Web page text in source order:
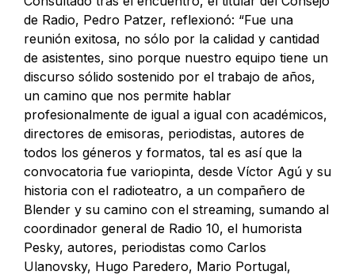
de Radio, Pedro Patzer, reflexionó: “Fue una
reunión exitosa, no sólo por la calidad y cantidad
de asistentes, sino porque nuestro equipo tiene un
discurso sólido sostenido por el trabajo de años,
un camino que nos permite hablar
profesionalmente de igual a igual con académicos,
directores de emisoras, periodistas, autores de
todos los géneros y formatos, tal es así que la
convocatoria fue variopinta, desde Víctor Agú y su
historia con el radioteatro, a un compañero de
Blender y su camino con el streaming, sumando al
coordinador general de Radio 10, el humorista
Pesky, autores, periodistas como Carlos
Ulanovsky, Hugo Paredero, Mario Portugal,